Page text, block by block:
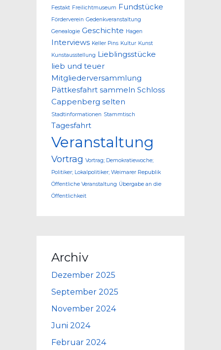
Festakt Freilichtmuseum Fundstücke
Förderverein Gedenkveranstaltung
Genealogie Geschichte Hagen
Interviews Keller Pins Kultur Kunst
Kunstausstellung Lieblingsstücke
lieb und teuer
Mitgliederversammlung
Pättkesfahrt sammeln Schloss
Cappenberg selten
Stadtinformationen Stammtisch
Tagesfahrt
Veranstaltung
Vortrag Vortrag; Demokratiewoche;
Politiker; Lokalpolitiker; Weimarer Republik
Öffentliche Veranstaltung Übergabe an die
Öffentlichkeit
Archiv
Dezember 2025
September 2025
November 2024
Juni 2024
Februar 2024